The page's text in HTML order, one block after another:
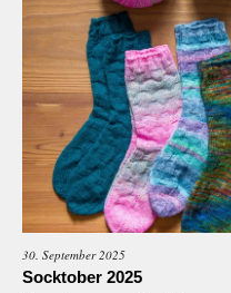
30. September 2025
Socktober 2025